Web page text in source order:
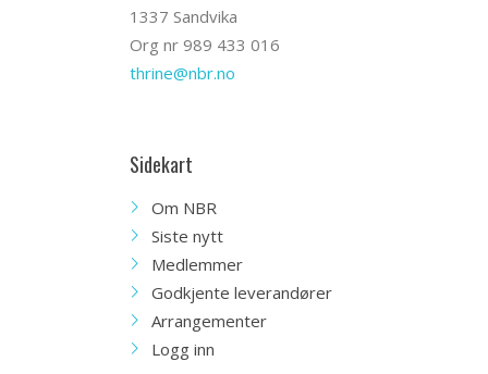
1337 Sandvika
Org nr 989 433 016
thrine@nbr.no
Sidekart
Om NBR
Siste nytt
Medlemmer
Godkjente leverandører
Arrangementer
Logg inn